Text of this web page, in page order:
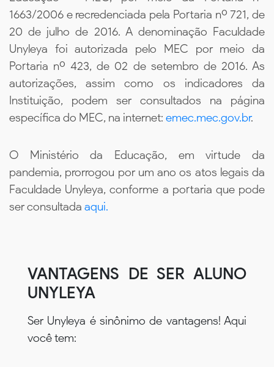
1663/2006 e recredenciada pela Portaria nº 721, de
20 de julho de 2016. A denominação Faculdade
Unyleya foi autorizada pelo MEC por meio da
Portaria nº 423, de 02 de setembro de 2016. As
autorizações, assim como os indicadores da
Instituição, podem ser consultados na página
específica do MEC, na internet: emec.mec.gov.br.
O Ministério da Educação, em virtude da
pandemia, prorrogou por um ano os atos legais da
Faculdade Unyleya, conforme a portaria que pode
ser consultada aqui.
VANTAGENS DE SER ALUNO
UNYLEYA
Ser Unyleya é sinônimo de vantagens! Aqui
você tem: